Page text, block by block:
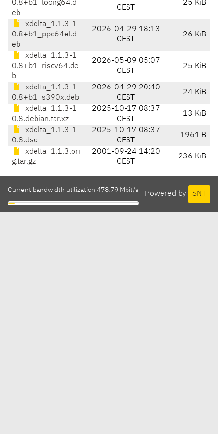
0.8+b1_loong64.d
eb
CEST
25 KiB
xdelta_1.1.3-1
0.8+b1_ppc64el.d
eb
2026-04-29 18:13
CEST
26 KiB
xdelta_1.1.3-1
0.8+b1_riscv64.de
b
2026-05-09 05:07
CEST
25 KiB
xdelta_1.1.3-1
0.8+b1_s390x.deb
2026-04-29 20:40
CEST
24 KiB
xdelta_1.1.3-1
0.8.debian.tar.xz
2025-10-17 08:37
CEST
13 KiB
xdelta_1.1.3-1
0.8.dsc
2025-10-17 08:37
CEST
1961 B
xdelta_1.1.3.ori
g.tar.gz
2001-09-24 14:20
CEST
236 KiB
Powered by SNT
Current bandwidth utilization 478.79 Mbit/s